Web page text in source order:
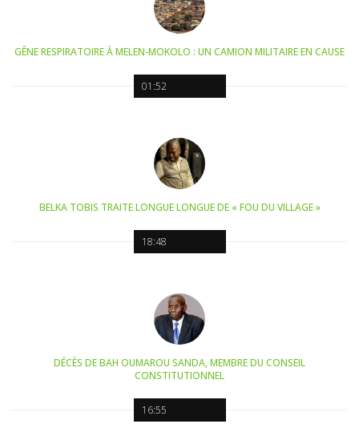
01:52
GÊNE RESPIRATOIRE À MELEN-MOKOLO : UN CAMION MILITAIRE EN CAUSE
18:48
BELKA TOBIS TRAITE LONGUE LONGUE DE « FOU DU VILLAGE »
16:55
DÉCÈS DE BAH OUMAROU SANDA, MEMBRE DU CONSEIL
CONSTITUTIONNEL